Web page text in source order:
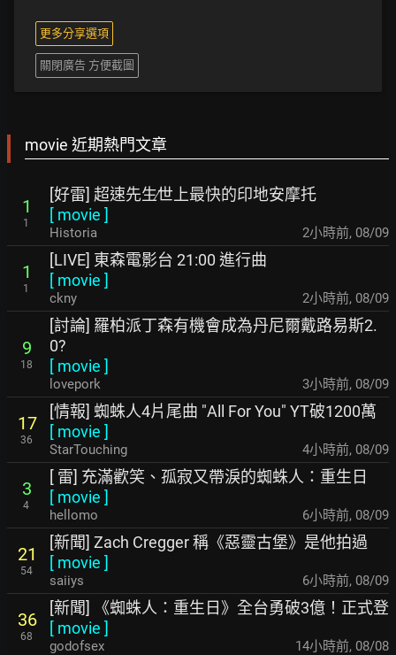
更多分享選項
關閉廣告 方便截圖
movie 近期熱門文章
1
1
[好雷] 超速先生∕世上最快的印地安摩托
[ movie ]
Historia 2小時前, 08/09
1
1
[LIVE] 東森電影台 21:00 進行曲
[ movie ]
ckny 2小時前, 08/09
9
18
[討論] 羅柏派丁森有機會成為丹尼爾戴路易斯2.
0?
[ movie ]
lovepork 3小時前, 08/09
17
36
[情報] 蜘蛛人4片尾曲 "All For You" YT破1200萬
[ movie ]
StarTouching 4小時前, 08/09
3
4
[ 雷] 充滿歡笑、孤寂又帶淚的蜘蛛人：重生日
[ movie ]
hellomo 6小時前, 08/09
21
54
[新聞] Zach Cregger 稱《惡靈古堡》是他拍過
[ movie ]
saiiys 6小時前, 08/09
36
68
[新聞] 《蜘蛛人：重生日》全台勇破3億！正式登
[ movie ]
godofsex 14小時前, 08/08